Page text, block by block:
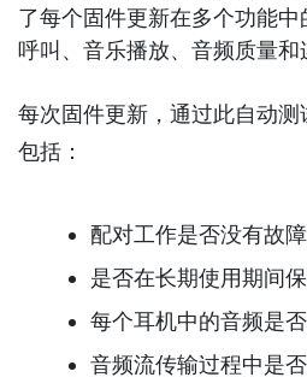
了每个固件更新在多个功能
呼叫、音乐播放、音频质量和
每次固件更新，通过此自动
包括：
配对工作是否没有故
是否在长期使用期间
每个耳机中的音频是
音频流传输过程中是